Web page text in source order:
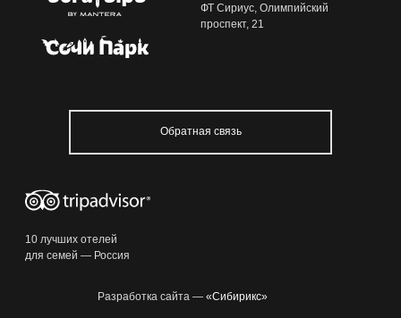
ФТ Сириус, Олимпийский
проспект, 21
Обратная связь
10 лучших отелей
для семей — Россия
Разработка сайта — «Сибирикс»